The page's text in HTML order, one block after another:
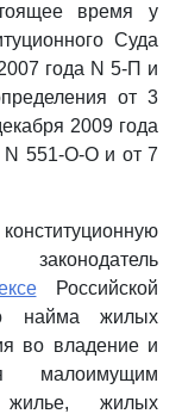
время у
Суда
года N 5-П и
от 3
2009 года
N 551-О-О и от 7
Российской
найма жилых
во владение и
малоимущим
жилых